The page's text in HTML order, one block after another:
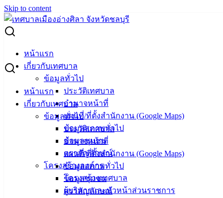
Skip to content
หน้าแรก
เกี่ยวกับเทศบาล
ข้อมูลทั่วไป
ประวัติเทศบาล
อำนาจหน้าที่
แผนที่/ที่ตั้งสำนักงาน (Google Maps)
ข้อมูลสภาพทั่วไป
ข้อมูลชุมชน
ตราสัญลักษณ์
โครงสร้างองค์กร
โครงสร้างเทศบาล
ผู้บริหารและหัวหน้าส่วนราชการ
หน้าแรก
เกี่ยวกับเทศบาล
ข้อมูลทั่วไป
ประวัติเทศบาล
อำนาจหน้าที่
แผนที่/ที่ตั้งสำนักงาน (Google Maps)
ข้อมูลสภาพทั่วไป
ข้อมูลชุมชน
ตราสัญลักษณ์
Search for:
ผู้ชนะการเสนอราคา ซื้อวัสดุสำนักงาน จำนวน 24 รายการ
ผู้ชนะการเสนอราคา ซื้อวัสดุสำนักงาน
จำนวน 24 รายการ
สิงหาคม 21, 2025 สิงหาคม 21, 2025
ประกาศผู้ชนะ
ประกาศผู้ชนะ-ซื้อวัสดุสำนักงาน-จำนวน-24-รายการ